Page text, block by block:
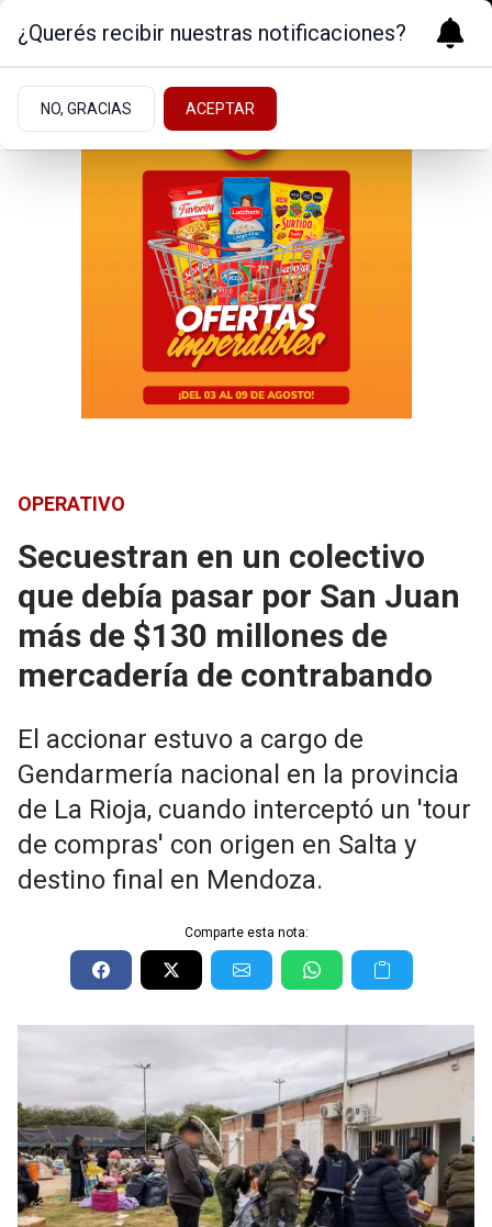
OPERATIVO
Secuestran en un colectivo
que debía pasar por San Juan
más de $130 millones de
mercadería de contrabando
El accionar estuvo a cargo de
Gendarmería nacional en la provincia
de La Rioja, cuando interceptó un 'tour
de compras' con origen en Salta y
destino final en Mendoza.
Comparte esta nota:
¿Querés recibir nuestras notificaciones?
NO, GRACIAS ACEPTAR